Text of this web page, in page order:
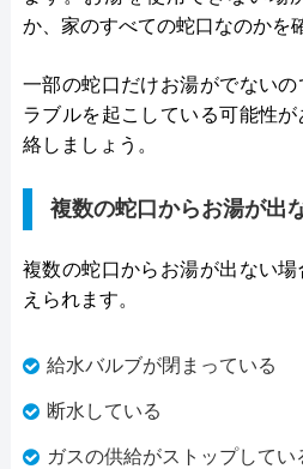
か、家のすべての蛇口なのかを
一部の蛇口だけお湯がでない
ラブルを起こしている可能性
絡しましょう。
複数の蛇口からお湯が出
複数の蛇口からお湯が出ない
えられます。
給水バルブが閉まっている
断水している
ガスの供給がストップしてい